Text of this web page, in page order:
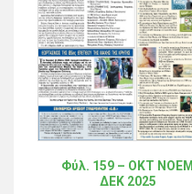
Φύλ. 159 – ΟΚΤ ΝΟΕΜ
ΔΕΚ 2025